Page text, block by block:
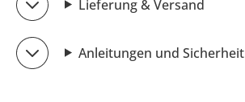
Lieferung & Versand
Anleitungen und Sicherheit